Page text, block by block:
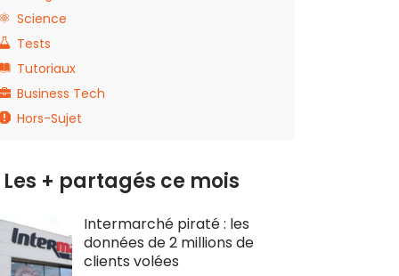
Science
Tests
Tutoriaux
Business Tech
Hors-Sujet
Les + partagés ce mois
Intermarché piraté : les
données de 2 millions de
clients volées